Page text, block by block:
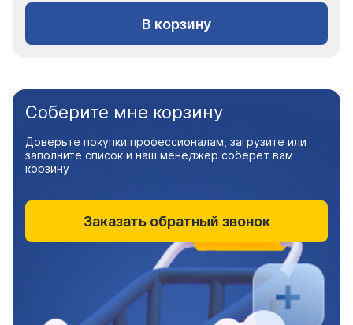
В корзину
Соберите мне корзину
Доверьте покупки профессионалам, загрузите или
заполните список и наш менеджер соберет вам
корзину
Заказать обратный звонок